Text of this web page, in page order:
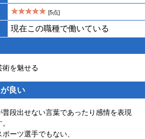
[5点]
現在この職種で働いている
術を魅せる
良い
段出せない言葉であったり感情を表現
ーツ選手でもない、